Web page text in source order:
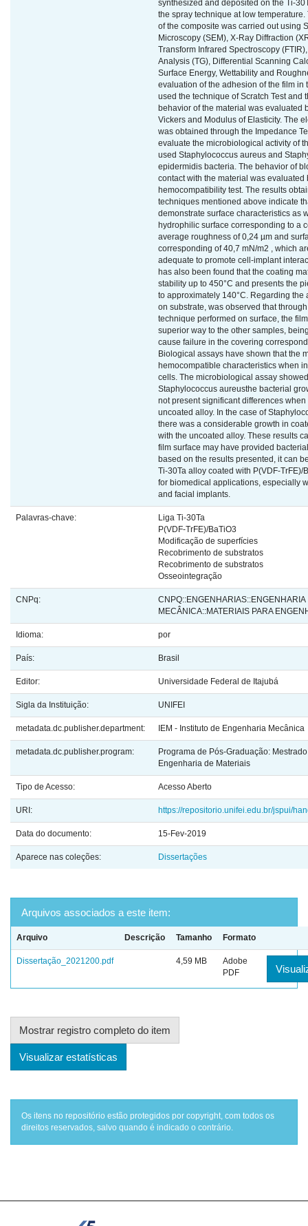
synthesized and deposited on the Ti-
the spray technique at low
of the composite was carried out using
Microscopy (SEM), X-Ray Diffraction
Transform Infrared Spectroscopy
Analysis (TG), Differential Scanning
Surface Energy, Wettability and
evaluation of the adhesion of the film in
used the technique of Scratch Test and
behavior of the material was evaluated
Vickers and Modulus of Elasticity. The
was obtained through the Impedance
evaluate the microbiological activity of
used Staphylococcus aureus and
epidermidis bacteria. The behavior of
contact with the material was evaluated
hemocompatibility test. The results
techniques mentioned above indicate
demonstrate surface characteristics as
hydrophilic surface corresponding to a
average roughness of 0,24 µm and
corresponding of 40,7 mN/m2 , which
adequate to promote cell-implant
has also been found that the coating
stability up to 450°C and presents the
to approximately 140°C. Regarding the
on substrate, was observed that
technique performed on surface, the
superior way to the other samples,
cause failure in the covering
Biological assays have shown that the
hemocompatible characteristics when
cells. The microbiological assay
Staphylococcus aureusthe bacterial
not present significant differences
uncoated alloy. In the case of
there was a considerable growth in
with the uncoated alloy. These results
film surface may have provided
based on the results presented, it can
Ti-30Ta alloy coated with P(VDF-TrFE)/
for biomedical applications, especially
and facial implants.
Palavras-chave:
Liga Ti-30Ta
P(VDF-TrFE)/BaTiO3
Modificação de superfícies
Recobrimento de substratos
Recobrimento de substratos
Osseointegração
CNPq:
CNPQ::ENGENHARIAS::ENGENHARIA
MECÂNICA::MATERIAIS PARA
Idioma: por
País: Brasil
Editor: Universidade Federal de Itajubá
Sigla da Instituição: UNIFEI
metadata.dc.publisher.department: IEM - Instituto de Engenharia Mecânica
metadata.dc.publisher.program:
Programa de Pós-Graduação:
Engenharia de Materiais
Tipo de Acesso: Acesso Aberto
URI: https://repositorio.unifei.edu.br/jspui/
Data do documento: 15-Fev-2019
Aparece nas coleções: Dissertações
Arquivos associados a este item:
Arquivo Descrição Tamanho Formato
Dissertação_2021200.pdf 4,59 MB
Adobe
PDF
Mostrar registro completo do item
Visualizar estatísticas
Os itens no repositório estão protegidos por copyright, com todos os
direitos reservados, salvo quando é indicado o contrário.